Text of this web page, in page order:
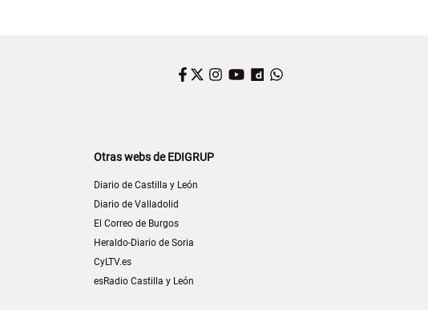
Facebook
Twitter
Instagram
YouTube
Dailymotion
Otras webs de EDIGRUP
Diario de Castilla y León
Diario de Valladolid
El Correo de Burgos
Heraldo-Diario de Soria
CyLTV.es
esRadio Castilla y León